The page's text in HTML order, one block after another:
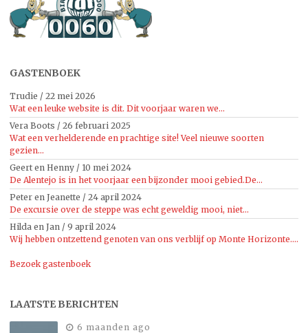
GASTENBOEK
Trudie / 22 mei 2026
Wat een leuke website is dit. Dit voorjaar waren we...
Vera Boots / 26 februari 2025
Wat een verhelderende en prachtige site! Veel nieuwe soorten
gezien...
Geert en Henny / 10 mei 2024
De Alentejo is in het voorjaar een bijzonder mooi gebied.De...
Peter en Jeanette / 24 april 2024
De excursie over de steppe was echt geweldig mooi, niet...
Hilda en Jan / 9 april 2024
Wij hebben ontzettend genoten van ons verblijf op Monte Horizonte....
Bezoek gastenboek
LAATSTE BERICHTEN
6 maanden ago